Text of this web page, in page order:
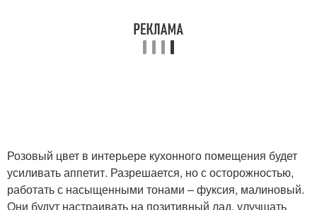
Розовый цвет в интерьере кухонного помещения будет
усиливать аппетит. Разрешается, но с осторожностью,
работать с насыщенными тонами – фуксия, малиновый.
Они будут настраивать на позитивный лад, улучшать